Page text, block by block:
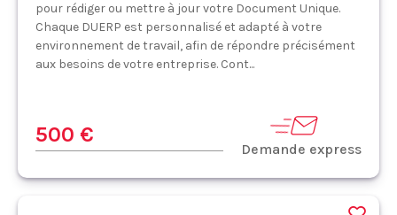
pour rédiger ou mettre à jour votre Document Unique.
Chaque DUERP est personnalisé et adapté à votre
environnement de travail, afin de répondre précisément
aux besoins de votre entreprise. Cont...
500 €
Demande express